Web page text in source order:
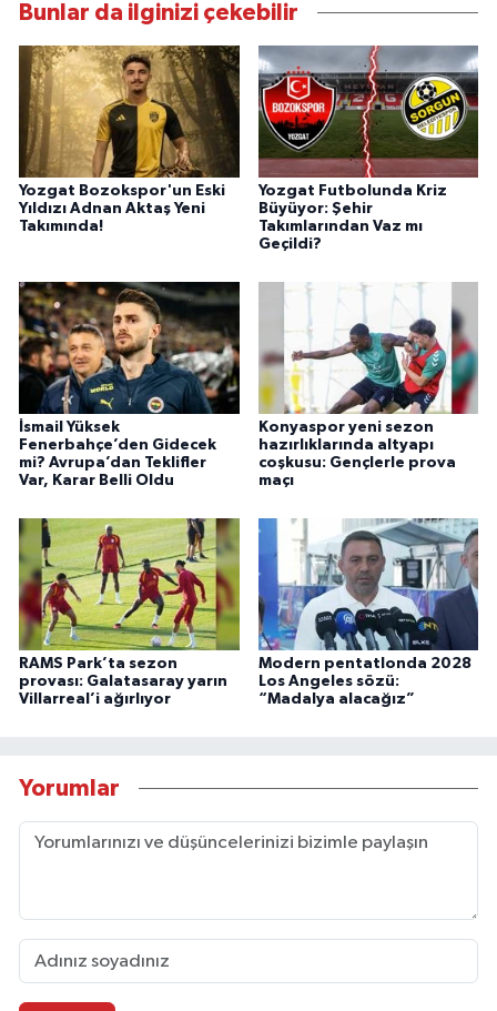
Bunlar da ilginizi çekebilir
Yozgat Bozokspor'un Eski
Yıldızı Adnan Aktaş Yeni
Takımında!
Yozgat Futbolunda Kriz
Büyüyor: Şehir
Takımlarından Vaz mı
Geçildi?
İsmail Yüksek
Fenerbahçe’den Gidecek
mi? Avrupa’dan Teklifler
Var, Karar Belli Oldu
Konyaspor yeni sezon
hazırlıklarında altyapı
coşkusu: Gençlerle prova
maçı
RAMS Park’ta sezon
provası: Galatasaray yarın
Villarreal’i ağırlıyor
Modern pentatlonda 2028
Los Angeles sözü:
“Madalya alacağız”
Yorumlar